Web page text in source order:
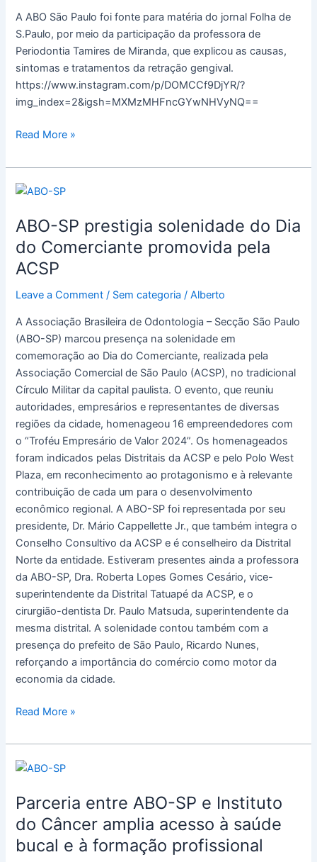
A ABO São Paulo foi fonte para matéria do jornal Folha de
S.Paulo, por meio da participação da professora de
Periodontia Tamires de Miranda, que explicou as causas,
sintomas e tratamentos da retração gengival.
https://www.instagram.com/p/DOMCCf9DjYR/?
img_index=2&igsh=MXMzMHFncGYwNHVyNQ==
do
jornal
Folha
de
S.Paulo
Read More »
ABO-SP prestigia solenidade do Dia
do Comerciante promovida pela
ACSP
Leave a Comment / Sem categoria /Alberto
A Associação Brasileira de Odontologia – Secção São Paulo
(ABO-SP) marcou presença na solenidade em
comemoração ao Dia do Comerciante, realizada pela
Associação Comercial de São Paulo (ACSP), no tradicional
Círculo Militar da capital paulista. O evento, que reuniu
autoridades, empresários e representantes de diversas
regiões da cidade, homenageou 16 empreendedores com
o “Troféu Empresário de Valor 2024”. Os homenageados
foram indicados pelas Distritais da ACSP e pelo Polo West
Plaza, em reconhecimento ao protagonismo e à relevante
contribuição de cada um para o desenvolvimento
econômico regional. A ABO-SP foi representada por seu
presidente, Dr. Mário Cappellette Jr., que também integra o
Conselho Consultivo da ACSP e é conselheiro da Distrital
Norte da entidade. Estiveram presentes ainda a professora
da ABO-SP, Dra. Roberta Lopes Gomes Cesário, vice-
superintendente da Distrital Tatuapé da ACSP, e o
cirurgião-dentista Dr. Paulo Matsuda, superintendente da
mesma distrital. A solenidade contou também com a
presença do prefeito de São Paulo, Ricardo Nunes,
reforçando a importância do comércio como motor da
economia da cidade.
ABO-
prestigia
solenidade
do
Dia
do
promovida
pela
ACSP
Read More »
Parceria entre ABO-SP e Instituto
do Câncer amplia acesso à saúde
bucal e à formação profissional
Parceria
ABO-
SP
e
Instituto